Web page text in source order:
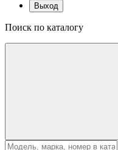
Выход
Поиск по каталогу